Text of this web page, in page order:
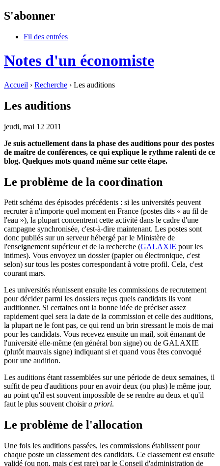
S'abonner
Fil des entrées
Notes d'un économiste
Accueil › Recherche › Les auditions
Les auditions
jeudi, mai 12 2011
Je suis actuellement dans la phase des auditions pour des postes
de maître de conférences, ce qui explique le rythme ralenti de ce
blog. Quelques mots quand même sur cette étape.
Le problème de la coordination
Petit schéma des épisodes précédents : si les universités peuvent
recruter à n'importe quel moment en France (postes dits « au fil de
l'eau »), la plupart concentrent cette activité dans le cadre d'une
campagne synchronisée, c'est-à-dire maintenant. Les postes sont
donc publiés sur un serveur hébergé par le Ministère de
l'enseignement supérieur et de la recherche (GALAXIE pour les
intimes). Vous envoyez un dossier (papier ou électronique, c'est
selon) sur tous les postes correspondant à votre profil. Cela, c'est
courant mars.
Les universités réunissent ensuite les commissions de recrutement
pour décider parmi les dossiers reçus quels candidats ils vont
auditionner. Si certaines ont la bonne idée de préciser assez
rapidement quel sera la date de la commission et celle des auditions,
la plupart ne le font pas, ce qui rend un brin stressant le mois de mai
pour les candidats. Vous recevez ensuite un mail, soit émanant de
l'université elle-même (en général bon signe) ou de GALAXIE
(plutôt mauvais signe) indiquant si et quand vous êtes convoqué
pour une audition.
Les auditions étant rassemblées sur une période de deux semaines, il
suffit de peu d'auditions pour en avoir deux (ou plus) le même jour,
au point qu'il est souvent impossible de se rendre au deux et qu'il
faut le plus souvent choisira priori.
Le problème de l'allocation
Une fois les auditions passées, les commissions établissent pour
chaque poste un classement des candidats. Ce classement est ensuite
validé (ou non, mais c'est rare) par le Conseil d'administration de